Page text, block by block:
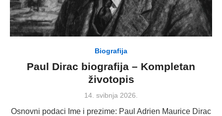
Biografija
Paul Dirac biografija – Kompletan
životopis
Posted
14. svibnja 2026.
Osnovni podaci Ime i prezime: Paul Adrien Maurice Dirac